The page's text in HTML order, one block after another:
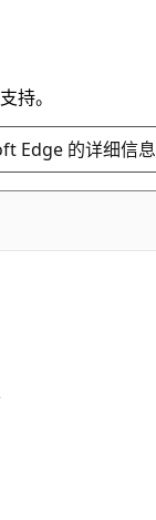
持。
Edge 的详细信息